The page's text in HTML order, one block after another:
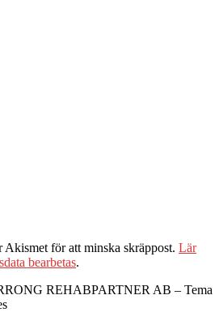
Akismet för att minska skräppost. Lär
bearbetas.
REHABPARTNER AB – Tema